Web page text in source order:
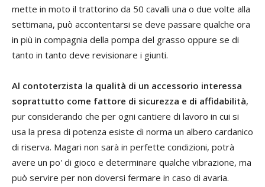
mette in moto il trattorino da 50 cavalli una o due volte alla
settimana, può accontentarsi se deve passare qualche ora
in più in compagnia della pompa del grasso oppure se di
tanto in tanto deve revisionare i giunti.
Al contoterzista la qualità di un accessorio interessa
soprattutto come fattore di sicurezza e di affidabilità,
pur considerando che per ogni cantiere di lavoro in cui si
usa la presa di potenza esiste di norma un albero cardanico
di riserva. Magari non sarà in perfette condizioni, potrà
avere un po' di gioco e determinare qualche vibrazione, ma
può servire per non doversi fermare in caso di avaria.